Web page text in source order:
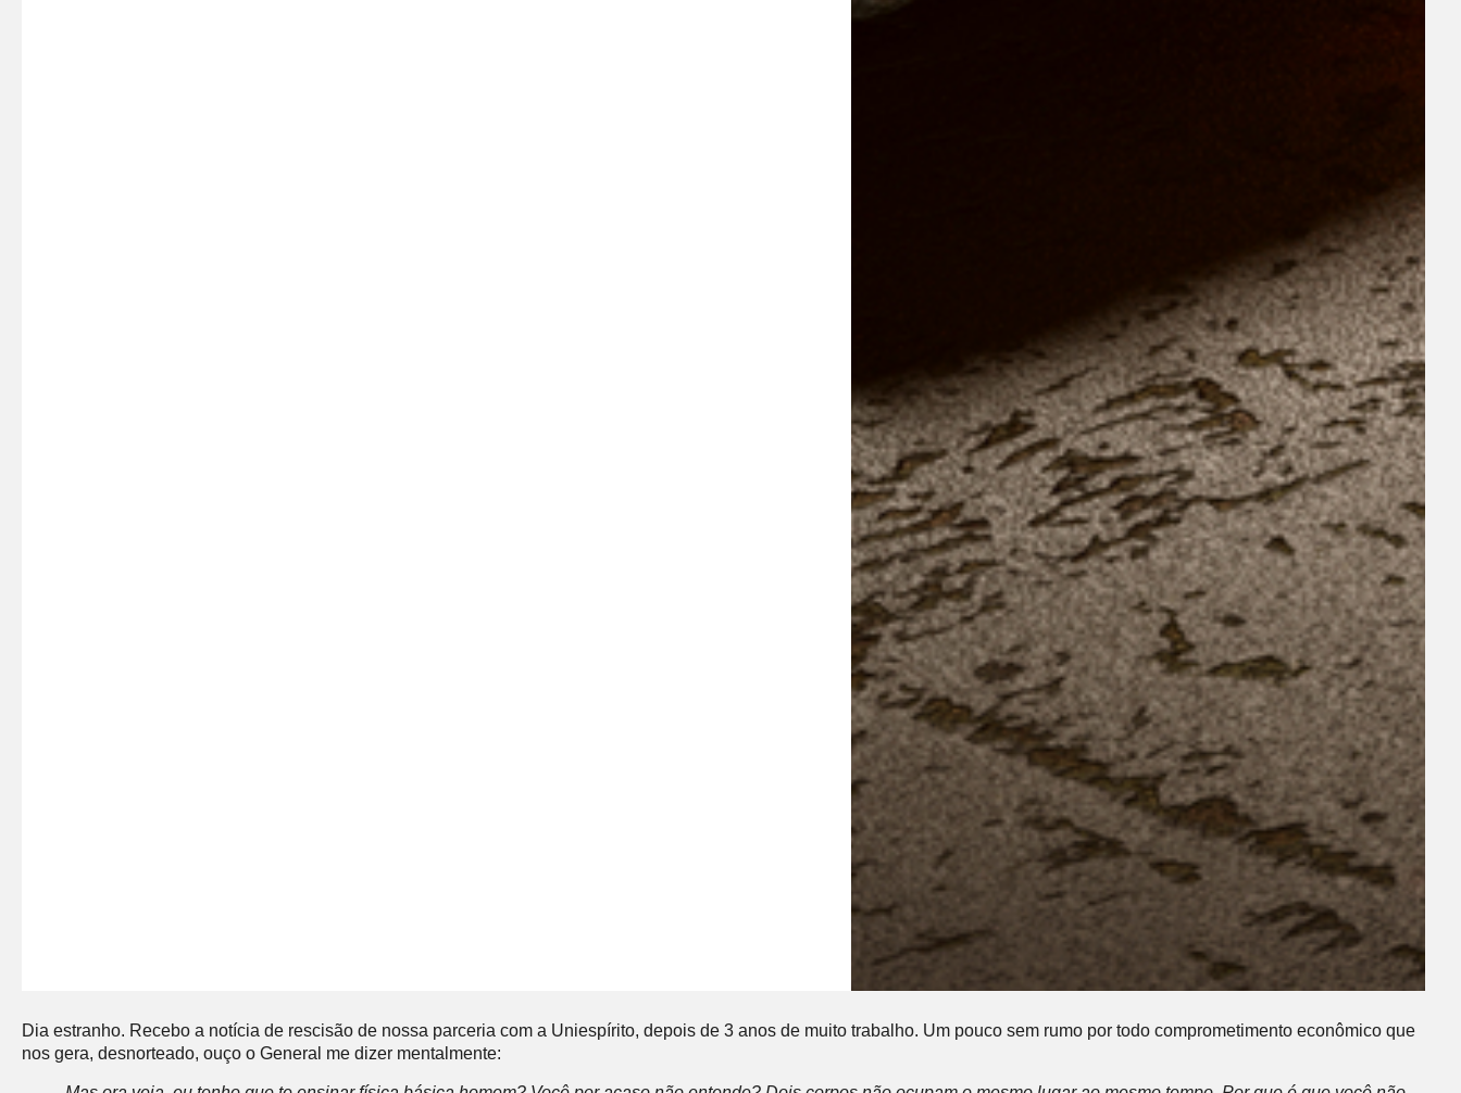
Dia estranho. Recebo a notícia de rescisão de nossa parceria com a Uniespírito, depois de 3 anos de muito trabalho. Um pouco sem rumo por todo comprometimento econômico que
nos gera, desnorteado, ouço o General me dizer mentalmente: